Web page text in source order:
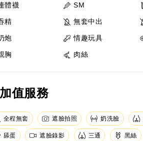
體襪 SM
精 無套中出
炮 情趣玩具
胸 肉絲
值服務
全程無套 遮臉拍照 奶洗臉
舔蛋 遮臉錄影 三通 黑絲